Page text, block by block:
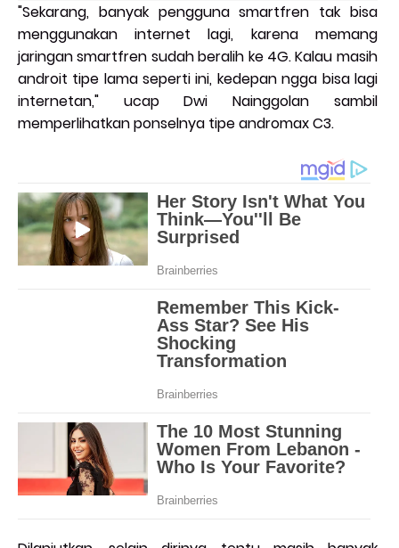
"Sekarang, banyak pengguna smartfren tak bisa
menggunakan internet lagi, karena memang
jaringan smartfren sudah beralih ke 4G. Kalau masih
androit tipe lama seperti ini, kedepan ngga bisa lagi
internetan," ucap Dwi Nainggolan sambil
memperlihatkan ponselnya tipe andromax C3.